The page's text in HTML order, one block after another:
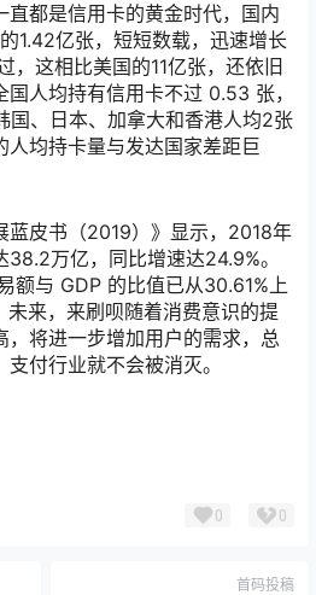
直都是信用卡的黄金时代，国内
1.42亿张，短短数载，迅速增长
，这相比美国的11亿张，还依旧
人均持有信用卡不过 0.53 张，
国、日本、加拿大和香港人均2张
人均持卡量与发达国家差距巨
蓝皮书（2019）》显示，2018年
万亿，同比增速达24.9%。
额与 GDP 的比值已从30.61%上
来，来刷呗随着消费意识的提
，将进一步增加用户的需求，总
付行业就不会被消灭。
0 0
首码投稿